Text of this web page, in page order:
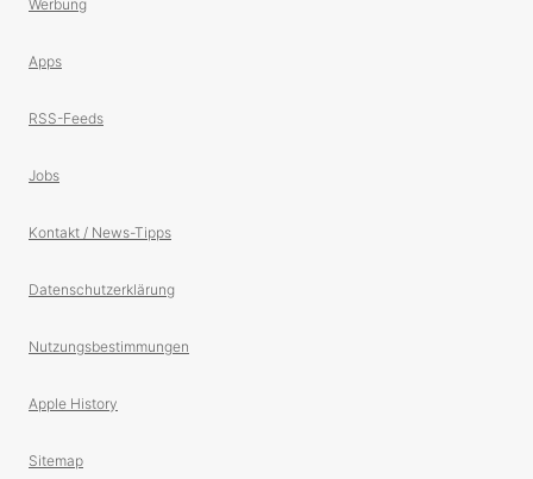
Werbung
Apps
RSS-Feeds
Jobs
Kontakt / News-Tipps
Datenschutzerklärung
Nutzungsbestimmungen
Apple History
Sitemap